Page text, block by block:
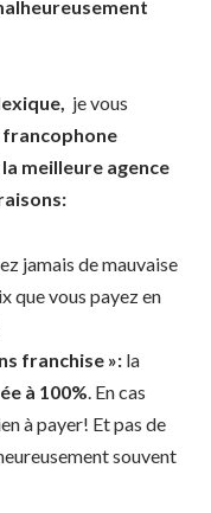
je vous
francophone
la meilleure agence
jamais de mauvaise
que vous payez en
franchise »: la
à 100% . En cas
à payer! Et pas de
souvent